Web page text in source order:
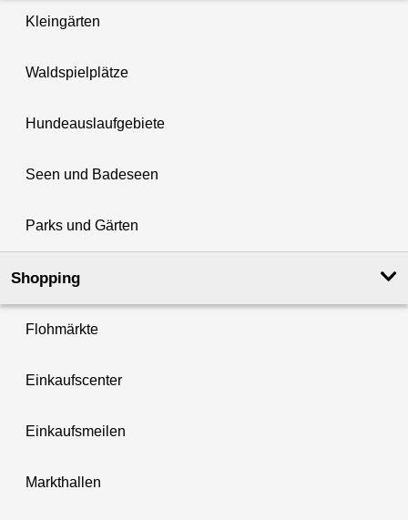
Kleingärten
Waldspielplätze
Hundeauslaufgebiete
Seen und Badeseen
Parks und Gärten
Shopping
Flohmärkte
Einkaufscenter
Einkaufsmeilen
Markthallen